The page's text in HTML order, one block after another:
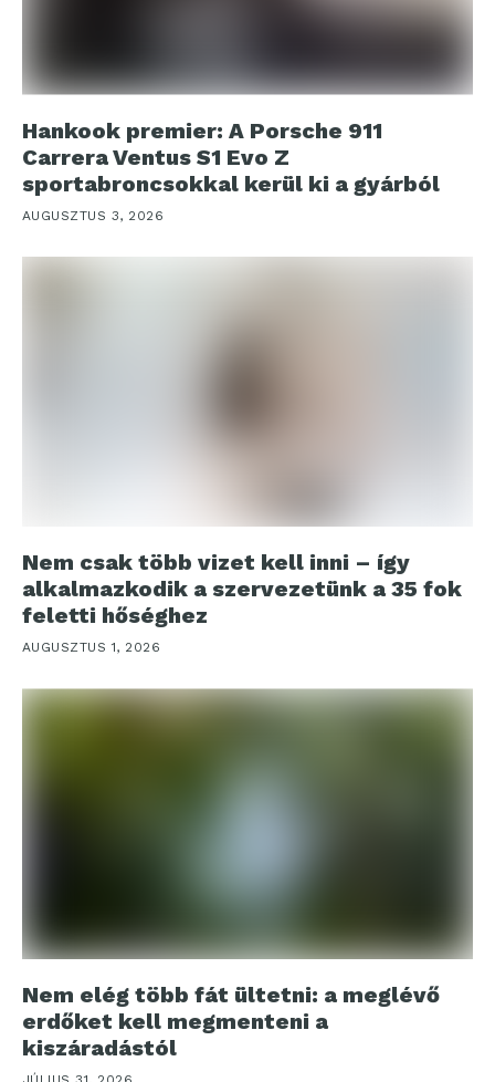
Hankook premier: A Porsche 911
Carrera Ventus S1 Evo Z
sportabroncsokkal kerül ki a gyárból
AUGUSZTUS 3, 2026
Nem csak több vizet kell inni – így
alkalmazkodik a szervezetünk a 35 fok
feletti hőséghez
AUGUSZTUS 1, 2026
Nem elég több fát ültetni: a meglévő
erdőket kell megmenteni a
kiszáradástól